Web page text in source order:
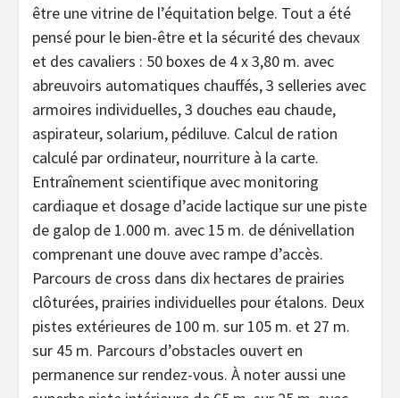
être une vitrine de l’équitation belge. Tout a été
pensé pour le bien-être et la sécurité des chevaux
et des cavaliers : 50 boxes de 4 x 3,80 m. avec
abreuvoirs automatiques chauffés, 3 selleries avec
armoires individuelles, 3 douches eau chaude,
aspirateur, solarium, pédiluve. Calcul de ration
calculé par ordinateur, nourriture à la carte.
Entraînement scientifique avec monitoring
cardiaque et dosage d’acide lactique sur une piste
de galop de 1.000 m. avec 15 m. de dénivellation
comprenant une douve avec rampe d’accès.
Parcours de cross dans dix hectares de prairies
clôturées, prairies individuelles pour étalons. Deux
pistes extérieures de 100 m. sur 105 m. et 27 m.
sur 45 m. Parcours d’obstacles ouvert en
permanence sur rendez-vous. À noter aussi une